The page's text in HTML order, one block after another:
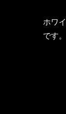
ホワ
です。